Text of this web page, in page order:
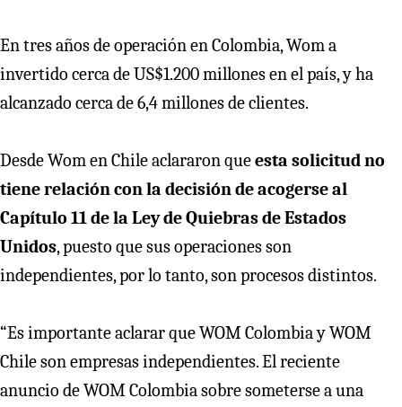
En tres años de operación en Colombia, Wom a
invertido cerca de US$1.200 millones en el país, y ha
alcanzado cerca de 6,4 millones de clientes.
Desde Wom en Chile aclararon queesta solicitud no
tiene relación con la decisión de acogerse al
Capítulo 11 de la Ley de Quiebras de Estados
Unidos, puesto que sus operaciones son
independientes, por lo tanto, son procesos distintos.
“Es importante aclarar que WOM Colombia y WOM
Chile son empresas independientes. El reciente
anuncio de WOM Colombia sobre someterse a una